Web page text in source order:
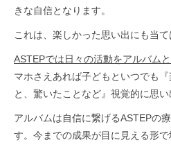
きな自信となります。
これは、楽しかった思い出にも当て
ASTEPでは日々の活動をアルバム
マホさえあれば子どもといつでも
と、驚いたことなど』視覚的に思い
アルバムは自信に繋げるASTEPの
す。今までの成果が目に見える形